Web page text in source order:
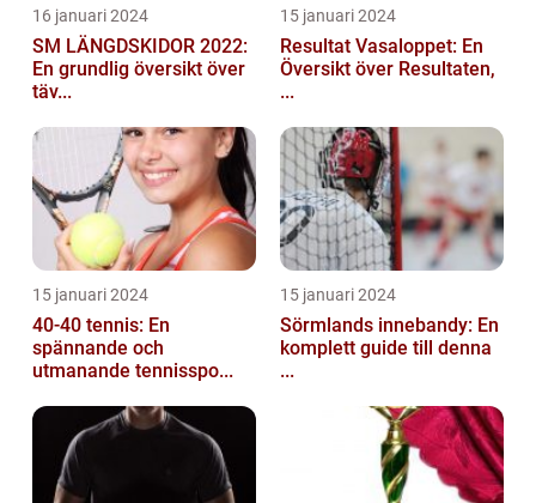
16 januari 2024
SM LÄNGDSKIDOR 2022:
En grundlig översikt över
täv...
15 januari 2024
Resultat Vasaloppet: En
Översikt över Resultaten,
...
15 januari 2024
40-40 tennis: En
spännande och
utmanande tennisspo...
15 januari 2024
Sörmlands innebandy: En
komplett guide till denna
...